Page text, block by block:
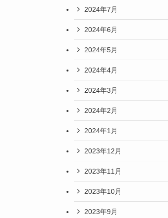
2024年7月
2024年6月
2024年5月
2024年4月
2024年3月
2024年2月
2024年1月
2023年12月
2023年11月
2023年10月
2023年9月